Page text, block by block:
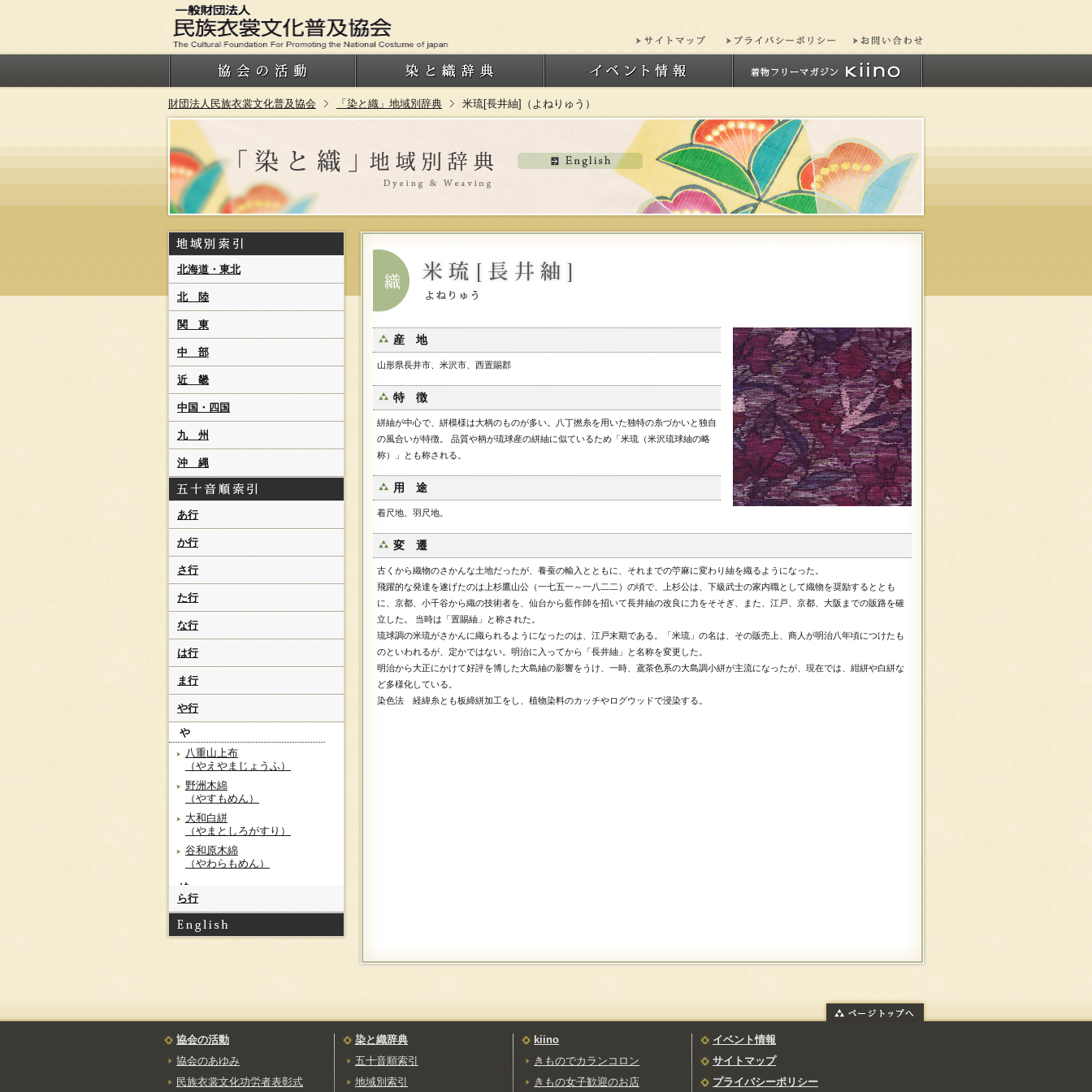
財団法人民族衣裳文化普及協会 「染と織」地域別辞典 米琉[長井紬]（よねりゅう）
産 地
山形県長井市、米沢市、西置賜郡
特 徴
絣紬が中心で、絣模様は大柄のものが多い。八丁撚糸を用いた独特の糸づかいと独自
の風合いが特徴。 品質や柄が琉球産の絣紬に似ているため「米琉（米沢琉球紬の略
称）」とも称される。
用 途
着尺地、羽尺地。
変 遷
古くから織物のさかんな土地だったが、養蚕の輸入とともに、それまでの苧麻に変わり紬を織るようになった。
飛躍的な発達を遂げたのは上杉鷹山公（一七五一～一八二二）の頃で、上杉公は、下級武士の家内職として織物を奨励するととも
に、京都、小千谷から織の技術者を、仙台から藍作師を招いて長井紬の改良に力をそそぎ、また、江戸、京都、大阪までの販路を確
立した。 当時は「置賜紬」と称された。
琉球調の米琉がさかんに織られるようになったのは、江戸末期である。「米琉」の名は、その販売上、商人が明治八年頃につけたも
のといわれるが、定かではない。明治に入ってから「長井紬」と名称を変更した。
明治から大正にかけて好評を博した大島紬の影響をうけ、一時、鳶茶色系の大島調小絣が主流になったが、現在では、紺絣や白絣な
ど多様化している。
染色法 経緯糸とも板締絣加工をし、植物染料のカッチやログウッドで浸染する。
北海道・東北
北 陸
関 東
中 部
近 畿
中国・四国
九 州
沖 縄
あ行
か行
さ行
た行
な行
は行
ま行
や行
や
八重山上布
（やえやまじょうふ）
野洲木綿
（やすもめん）
大和白絣
（やまとしろがすり）
谷和原木綿
（やわらもめん）
ゆ
結城紬
（ゆうきつむぎ）
弓ヶ浜絣
（よみたんざんはなお
り）
ら行
協会の活動
協会のあゆみ
民族衣裳文化功労者表彰式
染と織辞典
五十音順索引
地域別索引
kiino
きものでカランコロン
きもの女子歓迎のお店
イベント情報
サイトマップ
プライバシーポリシー